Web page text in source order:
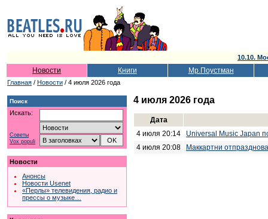
10.10.
Новости Книги Мр.Поустман
Главная / Новости / 4 июля 2026 года
Поиск
Искать:
Советы
Vox populi
Новости
Анонсы
Новости Usenet
«Перлы» телевидения, радио и
прессы о музыке…
4 июля 2026 года
Дата
4 июля 20:14
Universal Music Japan
4 июля 20:08
Маккартни